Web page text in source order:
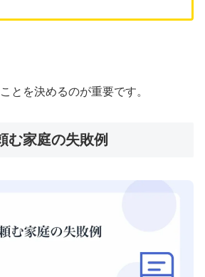
とを決めるのが重要です。
む家庭の失敗例